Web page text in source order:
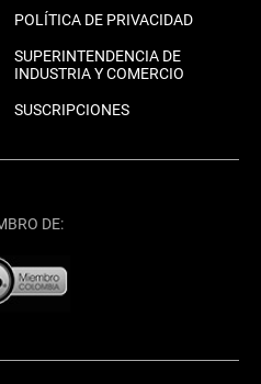
POLÍTICA DE PRIVACIDAD
SUPERINTENDENCIA DE
INDUSTRIA Y COMERCIO
SUSCRIPCIONES
DE: